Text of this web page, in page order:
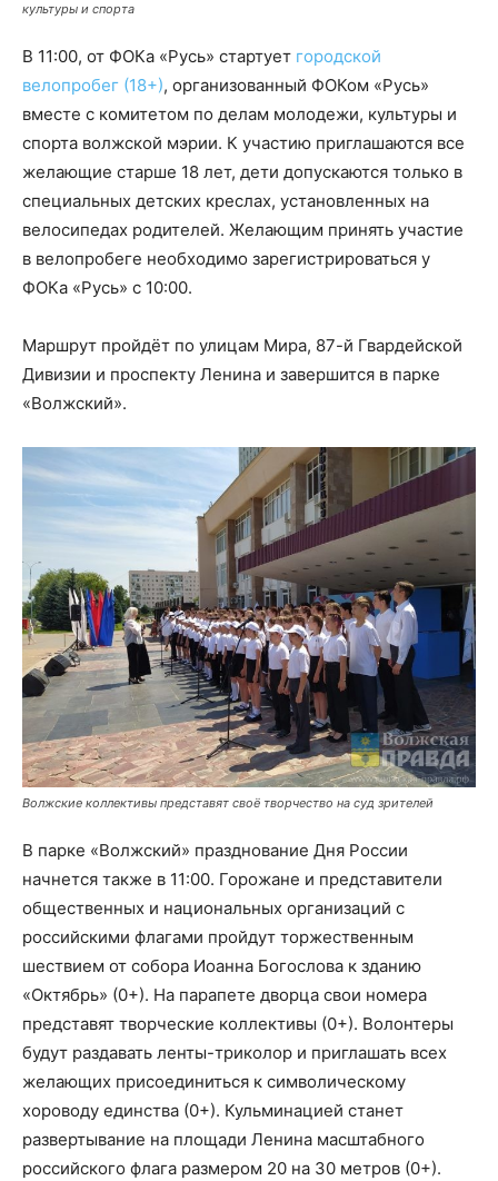
культуры и спорта
В 11:00, от ФОКа «Русь» стартует городской
велопробег (18+), организованный ФОКом «Русь»
вместе с комитетом по делам молодежи, культуры и
спорта волжской мэрии. К участию приглашаются все
желающие старше 18 лет, дети допускаются только в
специальных детских креслах, установленных на
велосипедах родителей. Желающим принять участие
в велопробеге необходимо зарегистрироваться у
ФОКа «Русь» с 10:00.
Маршрут пройдёт по улицам Мира, 87-й Гвардейской
Дивизии и проспекту Ленина и завершится в парке
«Волжский».
Волжские коллективы представят своё творчество на суд зрителей
В парке «Волжский» празднование Дня России
начнется также в 11:00. Горожане и представители
общественных и национальных организаций с
российскими флагами пройдут торжественным
шествием от собора Иоанна Богослова к зданию
«Октябрь» (0+). На парапете дворца свои номера
представят творческие коллективы (0+). Волонтеры
будут раздавать ленты-триколор и приглашать всех
желающих присоединиться к символическому
хороводу единства (0+). Кульминацией станет
развертывание на площади Ленина масштабного
российского флага размером 20 на 30 метров (0+).